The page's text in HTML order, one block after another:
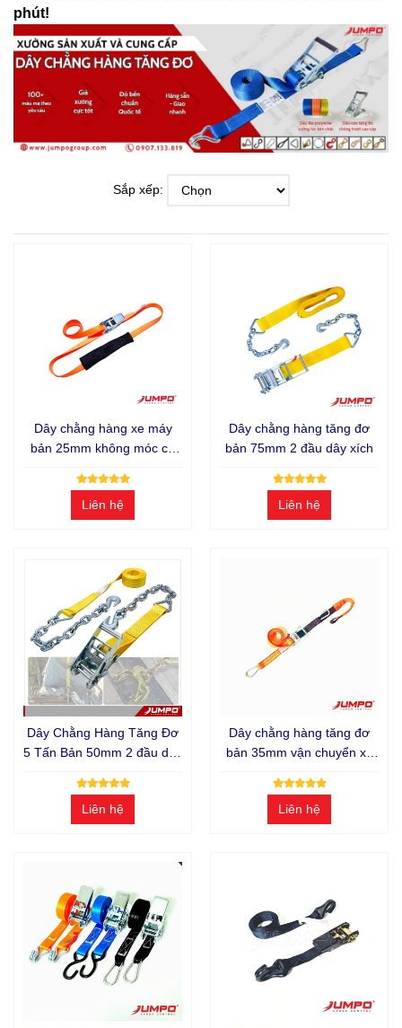
phút!
Sắp xếp:
Dây chằng hàng xe máy
bản 25mm không móc có
Liên hệ
Dây chằng hàng tăng đơ
bản 75mm 2 đầu dây xích
Liên hệ
Dây Chằng Hàng Tăng Đơ
5 Tấn Bản 50mm 2 đầu dây
Liên hệ
Dây chằng hàng tăng đơ
bản 35mm vận chuyển xe
Liên hệ